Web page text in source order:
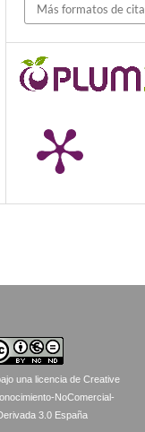
Más formatos de cita
una licencia de Creative
NoComercial-
3.0 España